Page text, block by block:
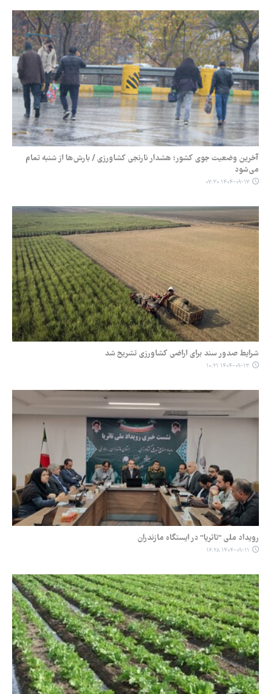
آخرین وضعیت جوی کشور؛ هشدار نارنجی کشاورزی / بارش‌ها از شنبه تمام
می‌شود
۱۴۰۴-۰۹-۱۷ ۰۷:۳۰
شرایط صدور سند برای اراضی کشاورزی تشریح شد
۱۴۰۴-۰۹-۱۳ ۱۰:۲۱
رویداد ملی "تاثریا" در ایستگاه مازندران
۱۴۰۴-۰۹-۱۱ ۱۶:۲۸